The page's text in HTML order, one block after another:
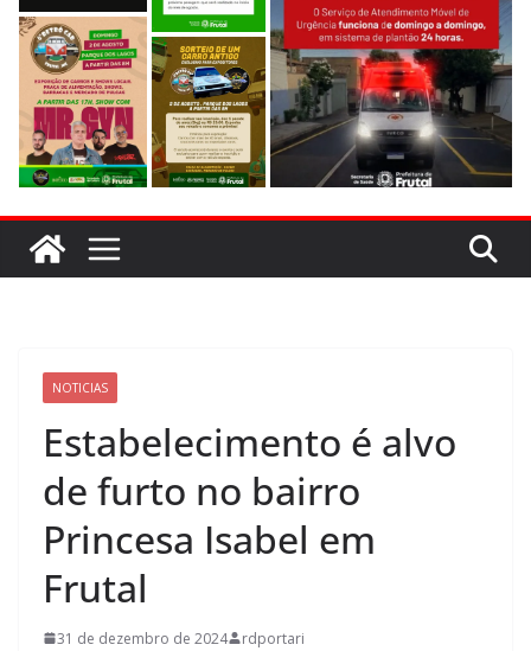
NOTICIAS
Estabelecimento é alvo
de furto no bairro
Princesa Isabel em
Frutal
31 de dezembro de 2024 rdportari